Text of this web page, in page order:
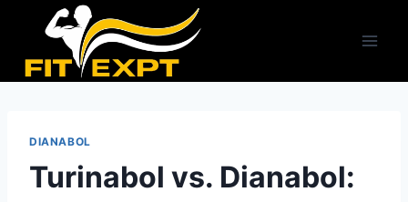
contenuto
DIANABOL
Turinabol vs. Dianabol: